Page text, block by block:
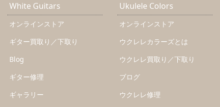
White Guitars
オンラインストア
ギター買取り／下取り
Blog
ギター修理
ギャラリー
Ukulele Colors
オンラインストア
ウクレレカラーズとは
ウクレレ買取り／下取り
ブログ
ウクレレ修理